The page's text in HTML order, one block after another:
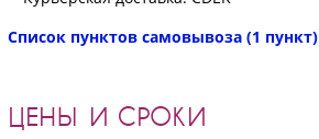
Список пунктов самовывоза (1 пункт)
ЦЕНЫ И СРОКИ